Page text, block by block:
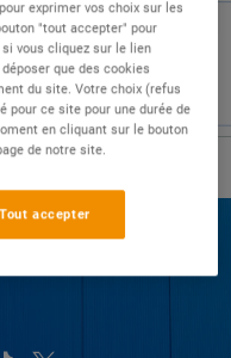
exprimer vos choix sur les
"tout accepter" pour
vous cliquez sur le lien
que des cookies
du site. Votre choix (refus
pour ce site pour une durée de
en cliquant sur le bouton
de notre site.
Tout accepter